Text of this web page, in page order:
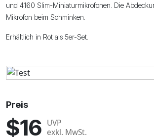
und 4160 Slim-Miniaturmikrofonen. Die
Mikrofon beim Schminken.
Erhältlich in Rot als 5er-Set.
Preis
$16 UVP
exkl. MwSt.